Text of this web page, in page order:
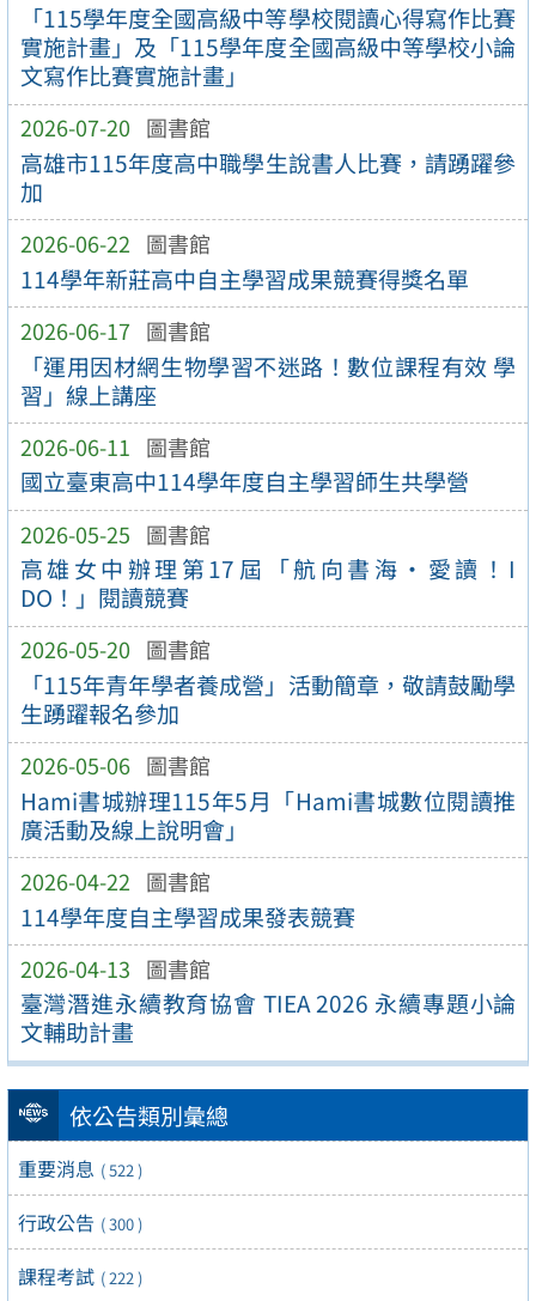
「115學年度全國高級中等學校閱讀心得寫作比賽
實施計畫」及「115學年度全國高級中等學校小論
文寫作比賽實施計畫」
2026-07-20 圖書館
高雄市115年度高中職學生說書人比賽，請踴躍參
加
2026-06-22 圖書館
114學年新莊高中自主學習成果競賽得獎名單
2026-06-17 圖書館
「運用因材網生物學習不迷路！數位課程有效 學
習」線上講座
2026-06-11 圖書館
國立臺東高中114學年度自主學習師生共學營
2026-05-25 圖書館
高雄女中辦理第17屆「航向書海‧愛讀！I
DO！」閱讀競賽
2026-05-20 圖書館
「115年青年學者養成營」活動簡章，敬請鼓勵學
生踴躍報名參加
2026-05-06 圖書館
Hami書城辦理115年5月「Hami書城數位閱讀推
廣活動及線上說明會」
2026-04-22 圖書館
114學年度自主學習成果發表競賽
2026-04-13 圖書館
臺灣潛進永續教育協會 TIEA 2026 永續專題小論
文輔助計畫
依公告類別彙總
重要消息 ( 522 )
行政公告 ( 300 )
課程考試 ( 222 )